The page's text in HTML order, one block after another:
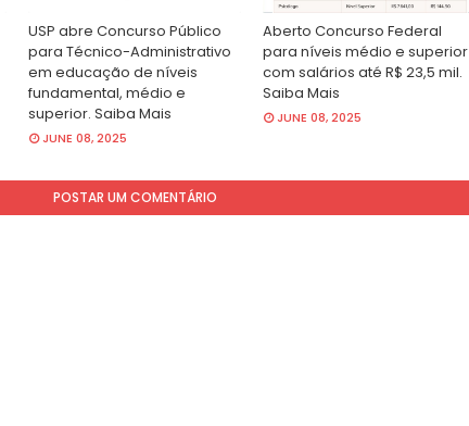
USP abre Concurso Público
para Técnico-Administrativo
em educação de níveis
fundamental, médio e
superior. Saiba Mais
JUNE 08, 2025
Aberto Concurso Federal
para níveis médio e superior
com salários até R$ 23,5 mil.
Saiba Mais
JUNE 08, 2025
POSTAR UM COMENTÁRIO